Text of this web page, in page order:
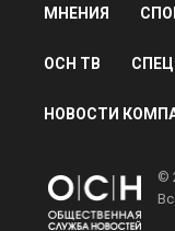
МНЕНИЯ
ОСН ТВ
НОВОСТИ
©